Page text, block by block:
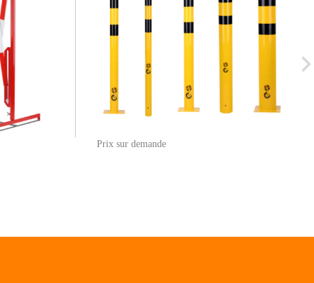
Prix sur demande